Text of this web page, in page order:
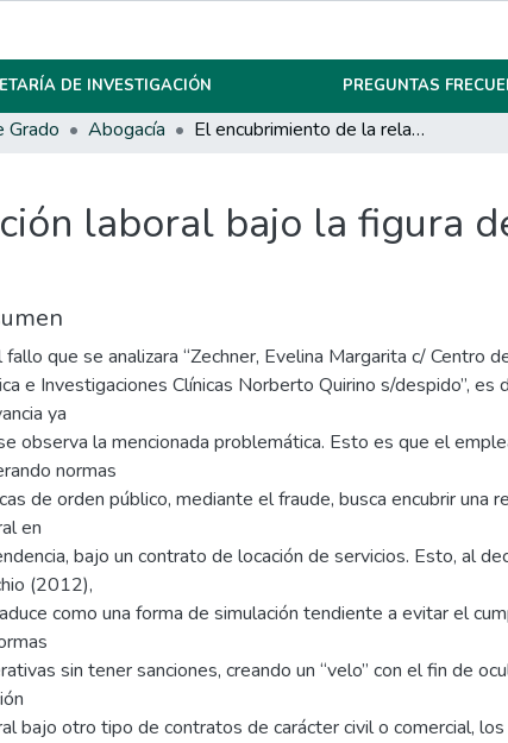
DE INVESTIGACIÓN PREGUNTAS
Grado Abogacía El encubrimiento de la relación laboral bajo la figura de locación de servicios
laboral bajo la figura
fallo que se analizara “Zechner, Evelina Margarita c/ Centro
e Investigaciones Clínicas Norberto Quirino s/despido”, es
ya
observa la mencionada problemática. Esto es que el
normas
de orden público, mediante el fraude, busca encubrir una
en
bajo un contrato de locación de servicios. Esto, al
(2012),
como una forma de simulación tendiente a evitar el
sin tener sanciones, creando un “velo” con el fin de
bajo otro tipo de contratos de carácter civil o comercial, los